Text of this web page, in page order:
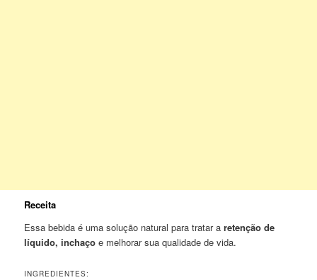
Receita
Essa bebida é uma solução natural para tratar aretenção de
líquido, inchaço e melhorar sua qualidade de vida.
INGREDIENTES: